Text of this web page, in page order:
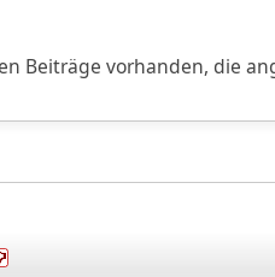
Beiträge vorhanden, die